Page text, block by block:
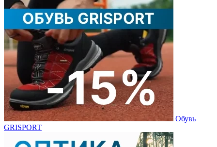
Обувь
GRISPORT